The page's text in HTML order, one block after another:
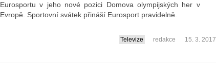
Eurosportu v jeho nové pozici Domova olympijských her v
Evropě. Sportovní svátek přináší Eurosport pravidelně.
Televize redakce 15. 3. 2017